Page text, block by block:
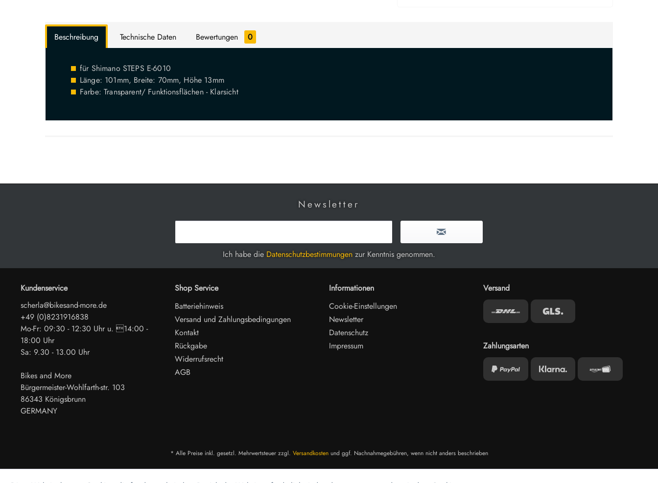
Beschreibung Technische Daten Bewertungen 0
für Shimano STEPS E-6010
Länge: 101mm, Breite: 70mm, Höhe 13mm
Farbe: Transparent/ Funktionsflächen - Klarsicht
Newsletter
Ich habe die Datenschutzbestimmungen zur Kenntnis genommen.
Kundenservice
scherla@bikesand-more.de
+49 (0)8231916838
Mo-Fr: 09:30 - 12:30 Uhr u. 14:00 -
18:00 Uhr
Sa: 9.30 - 13.00 Uhr
Bikes and More
Bürgermeister-Wohlfarth-str. 103
86343 Königsbrunn
GERMANY
Shop Service
Batteriehinweis
Versand und Zahlungsbedingungen
Kontakt
Rückgabe
Widerrufsrecht
AGB
Informationen
Cookie-Einstellungen
Newsletter
Datenschutz
Impressum
Versand
Zahlungsarten
* Alle Preise inkl. gesetzl. Mehrwertsteuer zzgl. Versandkostenund ggf. Nachnahmegebühren, wenn nicht anders beschrieben